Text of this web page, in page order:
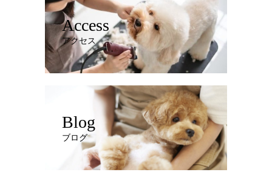
Access
アクセス
Blog
ブログ